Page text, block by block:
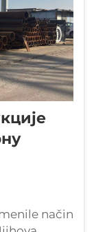
način